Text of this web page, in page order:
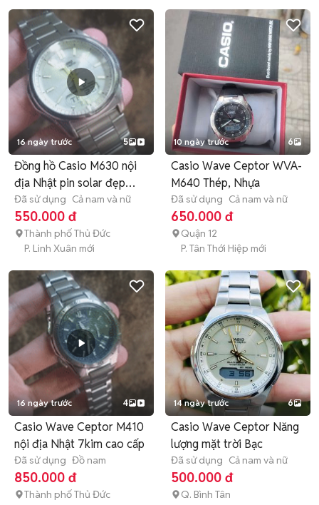
16 ngày trước 5
Đồng hồ Casio M630 nội
địa Nhật pin solar đẹp
cao
Đã sử dụng Cả nam và nữ
550.000 đ
Thành phố Thủ Đức
P. Linh Xuân mới
10 ngày trước 6
Casio Wave Ceptor WVA-
M640 Thép, Nhựa
Đã sử dụng Cả nam và nữ
650.000 đ
Quận 12
P. Tân Thới Hiệp mới
16 ngày trước 4
Casio Wave Ceptor M410
nội địa Nhật 7kim cao cấp
Đã sử dụng Đồ nam
850.000 đ
Thành phố Thủ Đức
14 ngày trước 6
Casio Wave Ceptor Năng
lượng mặt trời Bạc
Đã sử dụng Cả nam và nữ
500.000 đ
Q. Bình Tân